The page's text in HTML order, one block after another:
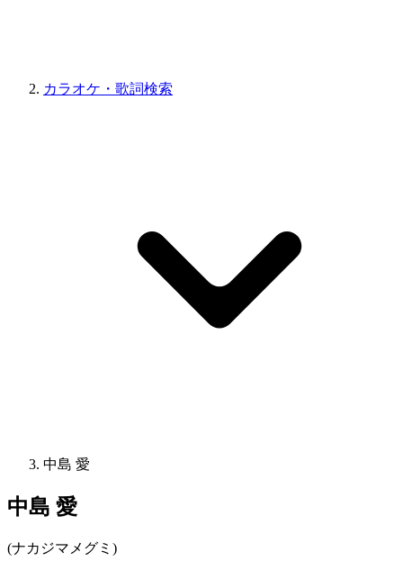
カラオケ・歌詞検索
中島 愛
中島 愛
(ナカジマメグミ )